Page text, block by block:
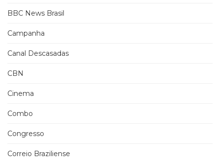
BBC News Brasil
Campanha
Canal Descasadas
CBN
Cinema
Combo
Congresso
Correio Braziliense